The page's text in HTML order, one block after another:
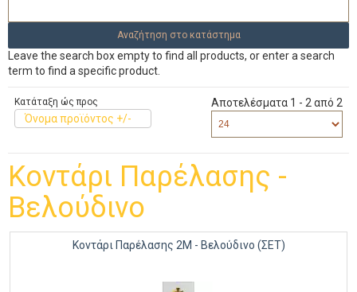
Leave the search box empty to find all products, or enter a search
term to find a specific product.
Κατάταξη ώς προς
Όνομα προϊόντος +/-
Αποτελέσματα 1 - 2 από 2
Κοντάρι Παρέλασης -
Βελούδινο
Κοντάρι Παρέλασης 2Μ - Βελούδινο (ΣΕΤ)